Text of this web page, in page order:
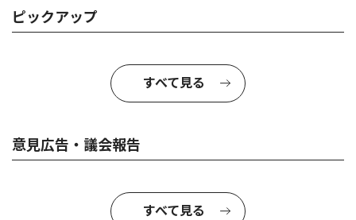
ピックアップ
すべて見る
意見広告・議会報告
すべて見る